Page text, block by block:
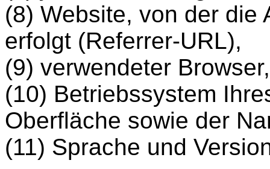
(8) Website, von der die
erfolgt (Referrer-URL),
(9) verwendeter Browser,
(10) Betriebssystem
Oberfläche sowie der
(11) Sprache und